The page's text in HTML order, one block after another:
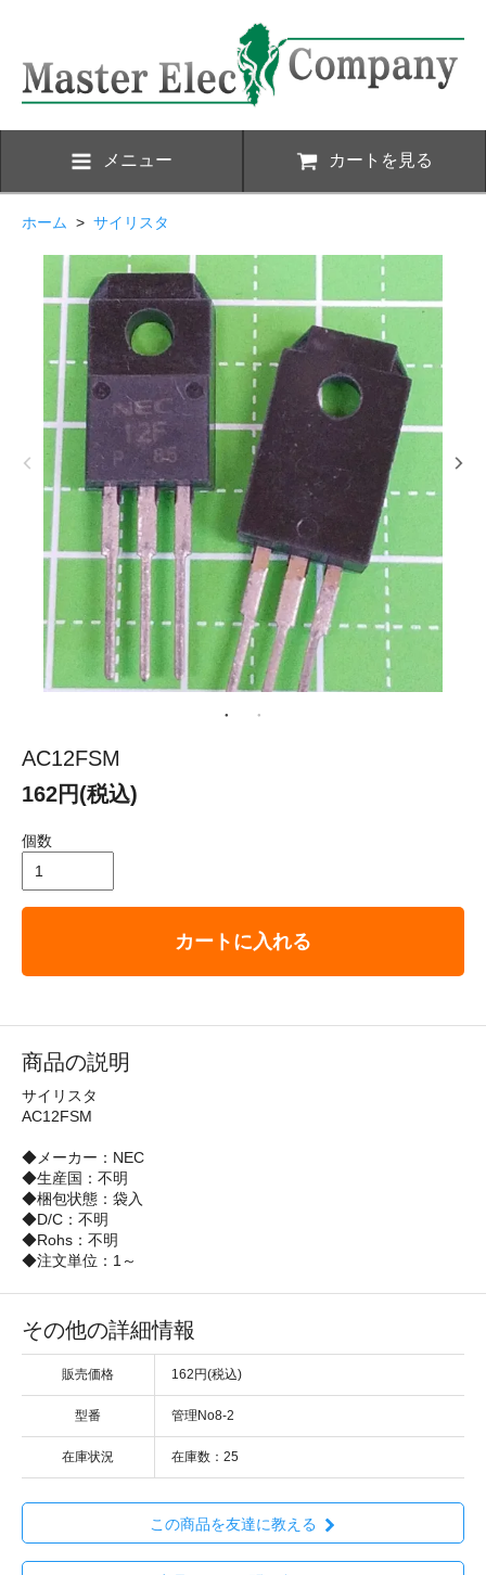
メニュー カートを見る
ホーム > サイリスタ
AC12FSM
162円(税込)
個数
カートに入れる
商品の説明
サイリスタ
AC12FSM
◆メーカー：NEC
◆生産国：不明
◆梱包状態：袋入
◆D/C：不明
◆Rohs：不明
◆注文単位：1～
その他の詳細情報
販売価格 162円(税込)
型番 管理No8-2
在庫状況 在庫数：25
この商品を友達に教える